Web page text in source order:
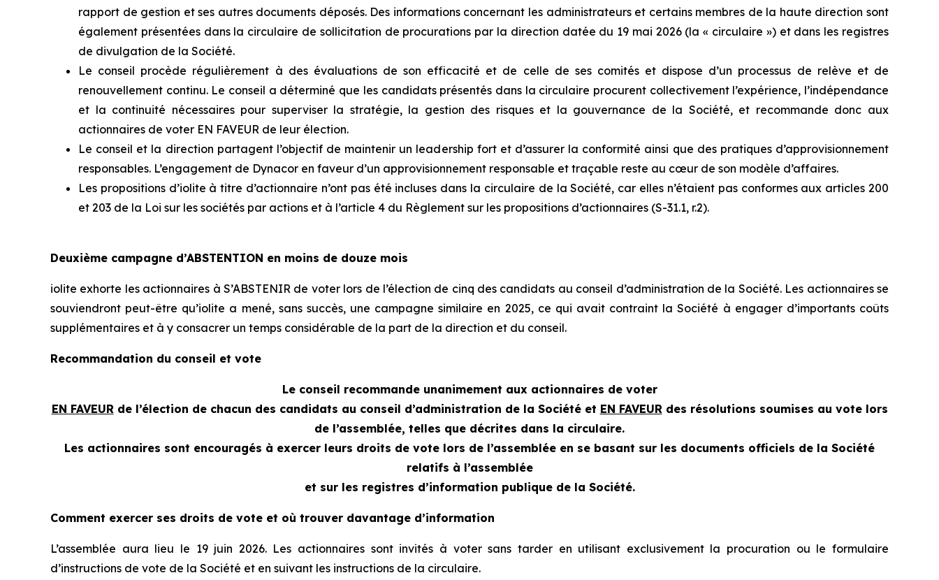
rapport de gestion et ses autres documents déposés. Des informations concernant les administrateurs et certains membres de la haute direction sont
également présentées dans la circulaire de sollicitation de procurations par la direction datée du 19 mai 2026 (la « circulaire ») et dans les registres
de divulgation de la Société.
Le conseil procède régulièrement à des évaluations de son efficacité et de celle de ses comités et dispose d’un processus de relève et de
renouvellement continu. Le conseil a déterminé que les candidats présentés dans la circulaire procurent collectivement l’expérience, l’indépendance
et la continuité nécessaires pour superviser la stratégie, la gestion des risques et la gouvernance de la Société, et recommande donc aux
actionnaires de voter EN FAVEUR de leur élection.
Le conseil et la direction partagent l’objectif de maintenir un leadership fort et d’assurer la conformité ainsi que des pratiques d’approvisionnement
responsables. L’engagement de Dynacor en faveur d’un approvisionnement responsable et traçable reste au cœur de son modèle d’affaires.
Les propositions d’iolite à titre d’actionnaire n’ont pas été incluses dans la circulaire de la Société, car elles n’étaient pas conformes aux articles 200
et 203 de la Loi sur les sociétés par actions et à l’article 4 du Règlement sur les propositions d’actionnaires (S-31.1, r.2).
Deuxième campagne d’ABSTENTION en moins de douze mois
iolite exhorte les actionnaires à S’ABSTENIR de voter lors de l’élection de cinq des candidats au conseil d’administration de la Société. Les actionnaires se
souviendront peut-être qu’iolite a mené, sans succès, une campagne similaire en 2025, ce qui avait contraint la Société à engager d’importants coûts
supplémentaires et à y consacrer un temps considérable de la part de la direction et du conseil.
Recommandation du conseil et vote
Le conseil recommande unanimement aux actionnaires de voter
EN FAVEUR de l’élection de chacun des candidats au conseil d’administration de la Société et EN FAVEUR des résolutions soumises au vote lors
de l’assemblée, telles que décrites dans la circulaire.
Les actionnaires sont encouragés à exercer leurs droits de vote lors de l’assemblée en se basant sur les documents officiels de la Société
relatifs à l’assemblée
et sur les registres d’information publique de la Société.
Comment exercer ses droits de vote et où trouver davantage d’information
L’assemblée aura lieu le 19 juin 2026. Les actionnaires sont invités à voter sans tarder en utilisant exclusivement la procuration ou le formulaire
d’instructions de vote de la Société et en suivant les instructions de la circulaire.